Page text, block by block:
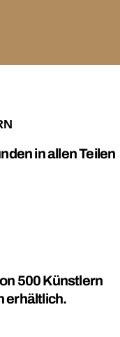
in allen Teilen
500 Künstlern
erhältlich.